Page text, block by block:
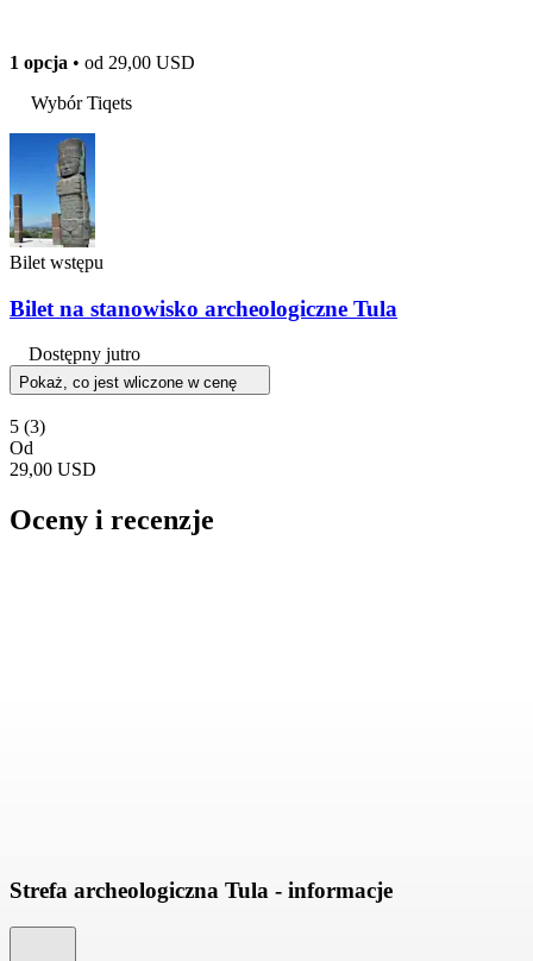
1 opcja • od 29,00 USD
Wybór Tiqets
Bilet wstępu
Bilet na stanowisko archeologiczne Tula
Dostępny jutro
Pokaż, co jest wliczone w cenę
5 (3)
Od
29,00 USD
Oceny i recenzje
Strefa archeologiczna Tula - informacje